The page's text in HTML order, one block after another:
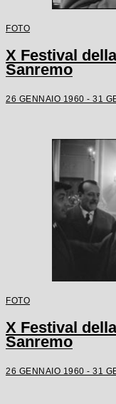
FOTO
X Festival
Sanremo
26 GENNAIO 1960 - 31
FOTO
X Festival
Sanremo
26 GENNAIO 1960 - 31